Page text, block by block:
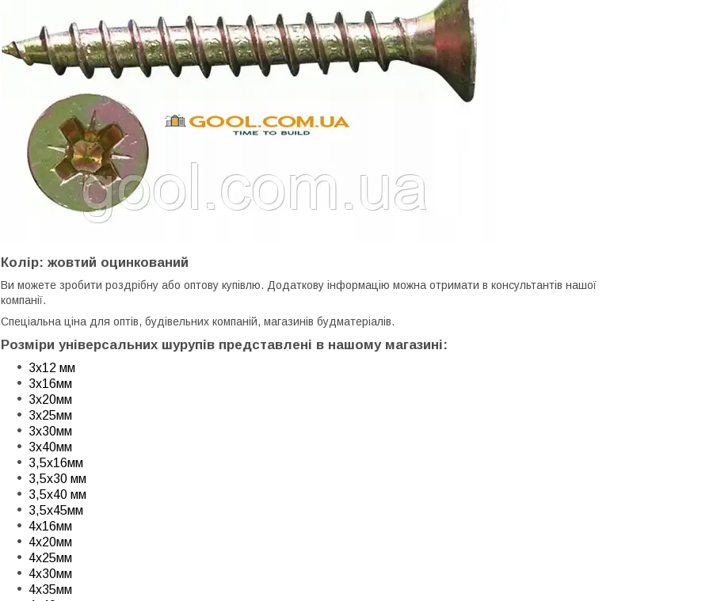
Колір: жовтий оцинкований
Ви можете зробити роздрібну або оптову купівлю. Додаткову інформацію можна отримати в консультантів нашої
компанії.
Спеціальна ціна для оптів, будівельних компаній, магазинів будматеріалів.
Розміри універсальних шурупів представлені в нашому магазині:
3x12 мм
3x16мм
3x20мм
3x25мм
3x30мм
3x40мм
3,5x16мм
3,5x30 мм
3,5x40 мм
3,5x45мм
4x16мм
4x20мм
4x25мм
4x30мм
4x35мм